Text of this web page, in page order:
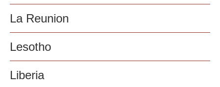
La Reunion
Lesotho
Liberia